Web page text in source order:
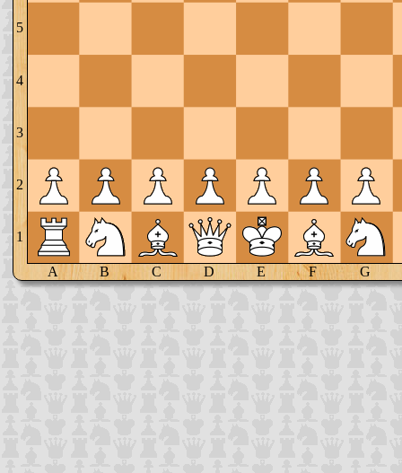
5
4
3
2
1
A B C D E F G